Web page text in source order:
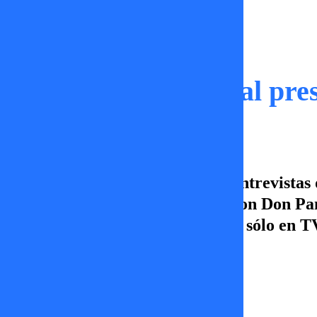
Don Pancho recibe al
Pepe Toño le hizo el quite a las
electo accedió a una entrevista con Don
lunes a viernes a las 23:00 horas, sólo en